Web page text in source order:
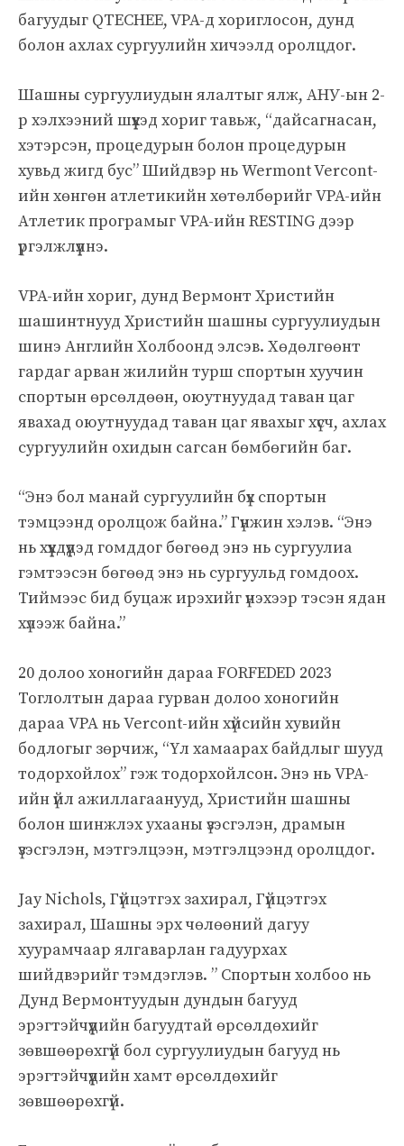
багуудыг QTECHEE, VPA-д хориглосон, дунд
болон ахлах сургуулийн хичээлд оролцдог.
Шашны сургуулиудын ялалтыг ялж, АНУ-ын 2-
р хэлхээний шүүхэд хориг тавьж, “дайсагнасан,
хэтэрсэн, процедурын болон процедурын
хувьд жигд бус” Шийдвэр нь Wermont Vercont-
ийн хөнгөн атлетикийн хөтөлбөрийг VPA-ийн
Атлетик програмыг VPA-ийн RESTING дээр
үргэлжлүүлнэ.
VPA-ийн хориг, дунд Вермонт Христийн
шашинтнууд Христийн шашны сургуулиудын
шинэ Английн Холбоонд элсэв. Хөдөлгөөнт
гардаг арван жилийн турш спортын хуучин
спортын өрсөлдөөн, оюутнуудад таван цаг
явахад оюутнуудад таван цаг явахыг хүсч, ахлах
сургуулийн охидын сагсан бөмбөгийн баг.
“Энэ бол манай сургуулийн бүх спортын
тэмцээнд оролцож байна.” Гүнжин хэлэв. “Энэ
нь хүүхдүүдэд гомддог бөгөөд энэ нь сургуулиа
гэмтээсэн бөгөөд энэ нь сургуульд гомдоох.
Тиймээс бид буцаж ирэхийг үнэхээр тэсэн ядан
хүлээж байна.”
20 долоо хоногийн дараа FORFEDED 2023
Тоглолтын дараа гурван долоо хоногийн
дараа VPA нь Vercont-ийн хүйсийн хувийн
бодлогыг зөрчиж, “Үл хамаарах байдлыг шууд
тодорхойлох” гэж тодорхойлсон. Энэ нь VPA-
ийн үйл ажиллагаанууд, Христийн шашны
болон шинжлэх ухааны үзэсгэлэн, драмын
үзэсгэлэн, мэтгэлцээн, мэтгэлцээнд оролцдог.
Jay Nichols, Гүйцэтгэх захирал, Гүйцэтгэх
захирал, Шашны эрх чөлөөний дагуу
хуурамчаар ялгаварлан гадуурхах
шийдвэрийг тэмдэглэв. ” Спортын холбоо нь
Дунд Вермонтуудын дундын багууд
эрэгтэйчүүдийн багуудтай өрсөлдөхийг
зөвшөөрөхгүй бол сургуулиудын багууд нь
эрэгтэйчүүдийн хамт өрсөлдөхийг
зөвшөөрөхгүй.